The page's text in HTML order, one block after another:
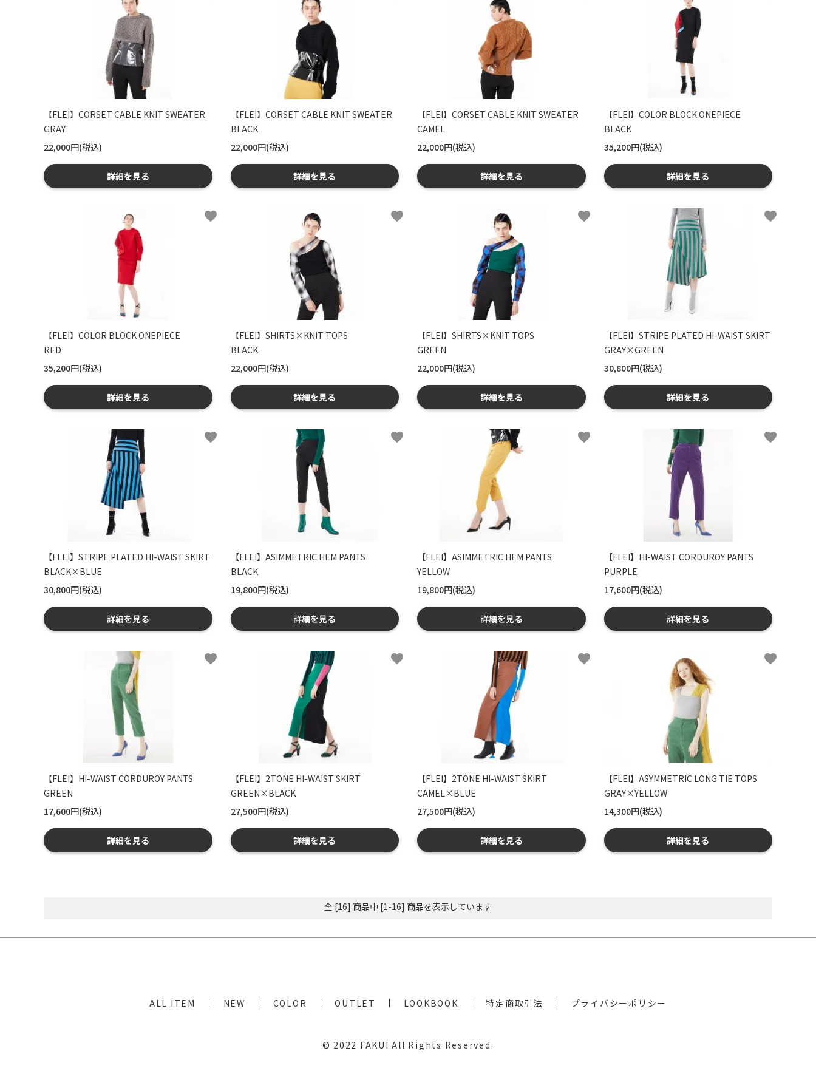
【FLEI】CORSET CABLE KNIT SWEATER
GRAY
22,000円(税込)
詳細を見る
【FLEI】CORSET CABLE KNIT SWEATER
BLACK
22,000円(税込)
詳細を見る
【FLEI】CORSET CABLE KNIT SWEATER
CAMEL
22,000円(税込)
詳細を見る
【FLEI】COLOR BLOCK ONEPIECE
BLACK
35,200円(税込)
詳細を見る
【FLEI】COLOR BLOCK ONEPIECE
RED
35,200円(税込)
詳細を見る
favorite
【FLEI】SHIRTS×KNIT TOPS
BLACK
22,000円(税込)
詳細を見る
favorite
【FLEI】SHIRTS×KNIT TOPS
GREEN
22,000円(税込)
詳細を見る
favorite
【FLEI】STRIPE PLATED HI-WAIST SKIRT
GRAY×GREEN
30,800円(税込)
詳細を見る
favorite
【FLEI】STRIPE PLATED HI-WAIST SKIRT
BLACK×BLUE
30,800円(税込)
詳細を見る
favorite
【FLEI】ASIMMETRIC HEM PANTS
BLACK
19,800円(税込)
詳細を見る
favorite
【FLEI】ASIMMETRIC HEM PANTS
YELLOW
19,800円(税込)
詳細を見る
favorite
【FLEI】HI-WAIST CORDUROY PANTS
PURPLE
17,600円(税込)
詳細を見る
favorite
【FLEI】HI-WAIST CORDUROY PANTS
GREEN
17,600円(税込)
詳細を見る
favorite
【FLEI】2TONE HI-WAIST SKIRT
GREEN×BLACK
27,500円(税込)
詳細を見る
favorite
【FLEI】2TONE HI-WAIST SKIRT
CAMEL×BLUE
27,500円(税込)
詳細を見る
favorite
【FLEI】ASYMMETRIC LONG TIE TOPS
GRAY×YELLOW
14,300円(税込)
詳細を見る
favorite
全 [16] 商品中 [1-16] 商品を表示しています
ALL ITEM NEW COLOR OUTLET LOOKBOOK 特定商取引法 プライバシーポリシー
© 2022 FAKUI All Rights Reserved.